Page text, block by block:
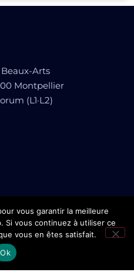
Arts
Montpellier
(L1·L2)
rendez-vous
vous garantir la meilleure
Si vous continuez à utiliser ce
vous en êtes satisfait.
Ok